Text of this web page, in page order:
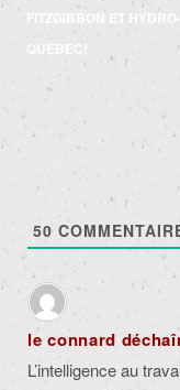
des
articles
FITZGIBBON ET HYDRO-
QUÉBEC!
50
le connard
L’intelligence au